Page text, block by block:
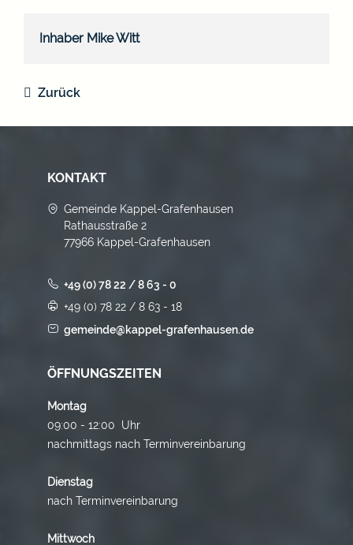
Inhaber MikeWitt
Zurück
KONTAKT
Gemeinde Kappel-Grafenhausen
Rathausstraße 2
77966 Kappel-Grafenhausen
+49 (0) 78 22 / 8 63 - 0
+49 (0) 78 22 / 8 63 - 18
gemeinde@kappel-grafenhausen.de
ÖFFNUNGSZEITEN
Montag
09:00 - 12:00 Uhr
nachmittags nach Terminvereinbarung
Dienstag
nach Terminvereinbarung
Mittwoch